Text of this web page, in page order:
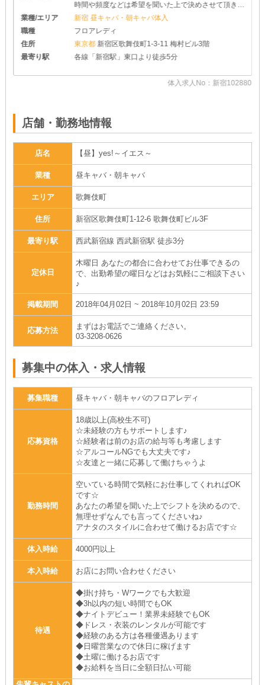
時間や頻度などは希望を聞いた上で決めさせて頂きま
す♪ ◆レギュラー出勤ももちろんOKです
業種/エリア
新宿 昼キャバ・朝キャバ体入
職種
フロアレディ
住所
東京都 新宿区歌舞伎町1-3-11 梅村ビル3階
最寄り駅
各線「新宿駅」東口より徒歩5分
体入求人No：新宿102880
店舗・勤務地情報
店名 【昼】yes!～イエス～
業種 昼キャバ・朝キャバ
エリア 歌舞伎町
住所 新宿区歌舞伎町1-12-6 歌舞伎町ビル3F
最寄り駅 西武新宿線 西武新宿駅 徒歩3分
定休日
木曜日 あなたの都合に合わせてお仕事できるの
で、出勤希望の曜日などはお気軽にご相談下さい
♪
掲載期間 2018年04月02日 ~ 2018年10月02日 23:59
応募方法
まずはお電話でご連絡ください。
03-3208-0626
募集中の体入・求人情報
募集職種 昼キャバ・朝キャバのフロアレディ
応募資格
18歳以上(高校生不可)
☆未経験の方もサポートします♪
☆経験者は前のお店の給与等も考慮します
☆アルコールNGでも大丈夫です♪
☆友達と一緒に応募して働けちゃうよ
勤務時間
空いている時間で気軽にお仕事してくれればOK
です☆
あなたの希望を聞いた上でシフトを決めるので、
無理せずなんでも言ってくださいね♪
アナタのスタイルに合わせて働けるお店です☆
体入時給 4000円以上
本入時給 お店にお問い合わせください
待遇
◆掛け持ち・Wワークでも大歓迎
◆3h以内の短い時間でもOK
◆ナイトデビュー！業界未経験でもOK
◆ドレス・衣装のレンタルが可能です
◆経験のある方は各種優遇あります
◆日曜営業なので休日に稼げます
◆土曜に働けるお店です
◆お給料を当日に全額日払い可能